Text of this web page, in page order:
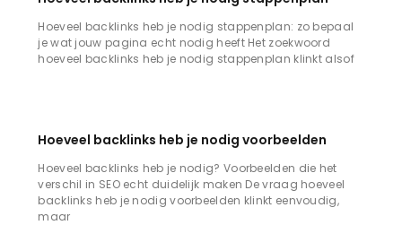
Hoeveel backlinks heb je nodig stappenplan: zo bepaal
je wat jouw pagina echt nodig heeft Het zoekwoord
hoeveel backlinks heb je nodig stappenplan klinkt alsof
Hoeveel backlinks heb je nodig voorbeelden
Hoeveel backlinks heb je nodig? Voorbeelden die het
verschil in SEO echt duidelijk maken De vraag hoeveel
backlinks heb je nodig voorbeelden klinkt eenvoudig,
maar